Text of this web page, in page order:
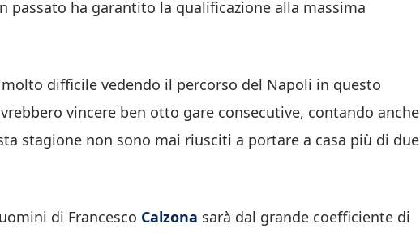
passato ha garantito la qualificazione alla massima
difficile vedendo il percorso del Napoli in questo
vincere ben otto gare consecutive, contando anche
stagione non sono mai riusciti a portare a casa più di due
di Francesco Calzona sarà dal grande coefficiente di